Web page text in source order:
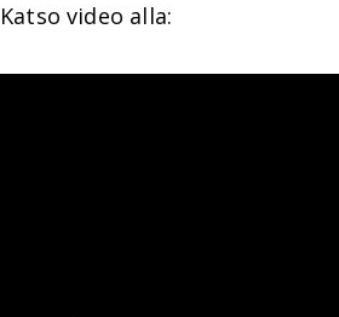
Katso video alla: